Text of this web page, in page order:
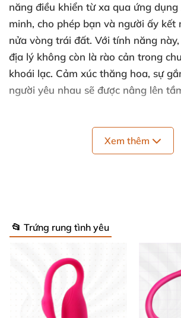
năng điều khiển từ xa qua ứng
minh, cho phép bạn và người ấy kết
nửa vòng trái đất. Với tính năng
địa lý không còn là rào cản trong
khoái lạc. Cảm xúc thăng hoa, sự
người yêu nhau sẽ được nâng lên
Xem thêm
📂 Trứng rung tình yêu